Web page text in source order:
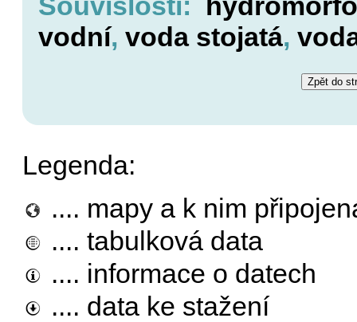
vodní, voda stojatá,
Legenda:
.... mapy a k nim
.... tabulková data
.... informace o datech
.... data ke stažení